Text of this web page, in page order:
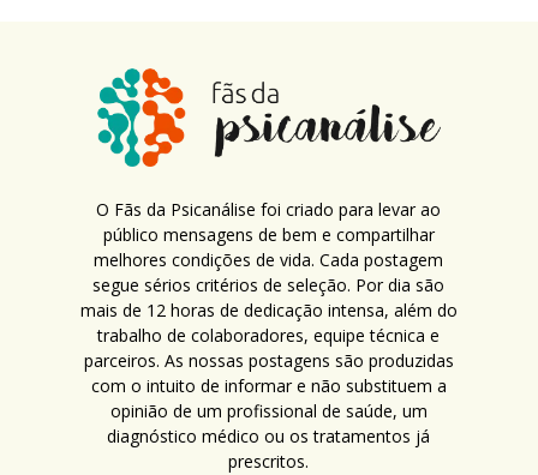
O Fãs da Psicanálise foi criado para levar ao
público mensagens de bem e compartilhar
melhores condições de vida. Cada postagem
segue sérios critérios de seleção. Por dia são
mais de 12 horas de dedicação intensa, além do
trabalho de colaboradores, equipe técnica e
parceiros. As nossas postagens são produzidas
com o intuito de informar e não substituem a
opinião de um profissional de saúde, um
diagnóstico médico ou os tratamentos já
prescritos.